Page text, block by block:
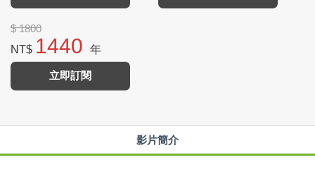
$ 1800
NT$ 1440 年
立即訂閱
影片簡介